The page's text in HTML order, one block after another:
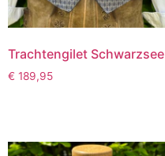
Trachtengilet Schwarzsee
€ 189,95